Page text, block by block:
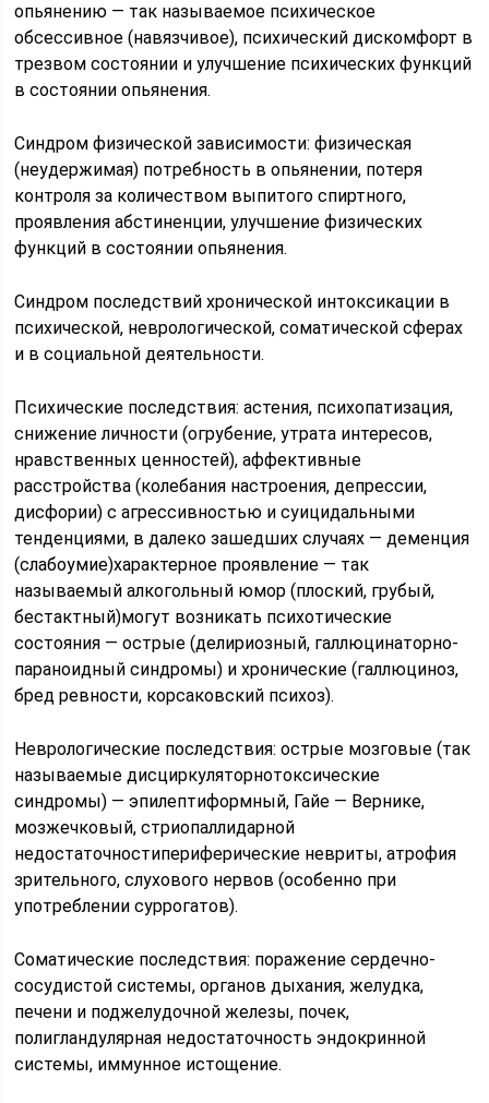
опьянению — так называемое психическое
обсессивное (навязчивое), психический дискомфорт в
трезвом состоянии и улучшение психических функций
в состоянии опьянения.
Синдром физической зависимости: физическая
(неудержимая) потребность в опьянении, потеря
контроля за количеством выпитого спиртного,
проявления абстиненции, улучшение физических
функций в состоянии опьянения.
Синдром последствий хронической интоксикации в
психической, неврологической, соматической сферах
и в социальной деятельности.
Психические последствия: астения, психопатизация,
снижение личности (огрубение, утрата интересов,
нравственных ценностей), аффективные
расстройства (колебания настроения, депрессии,
дисфории) с агрессивностью и суицидальными
тенденциями, в далеко зашедших случаях — деменция
(слабоумие)характерное проявление — так
называемый алкогольный юмор (плоский, грубый,
бестактный)могут возникать психотические
состояния — острые (делириозный, галлюцинаторно-
параноидный синдромы) и хронические (галлюциноз,
бред ревности, корсаковский психоз).
Неврологические последствия: острые мозговые (так
называемые дисциркуляторнотоксические
синдромы) — эпилептиформный, Гайе — Вернике,
мозжечковый, стриопаллидарной
недостаточностипериферические невриты, атрофия
зрительного, слухового нервов (особенно при
употреблении суррогатов).
Соматические последствия: поражение сердечно-
сосудистой системы, органов дыхания, желудка,
печени и поджелудочной железы, почек,
полигландулярная недостаточность эндокринной
системы, иммунное истощение.